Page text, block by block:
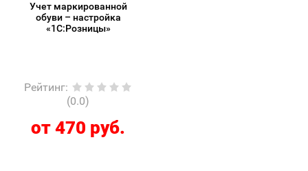
Учет маркированной
обуви – настройка
«1С:Розницы»
Рейтинг:
(0.0)
от 470 руб.